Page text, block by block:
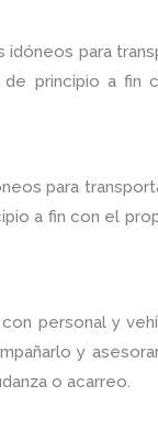
idóneos para
de principio a fin
para
a fin con el
personal y
y
o acarreo.